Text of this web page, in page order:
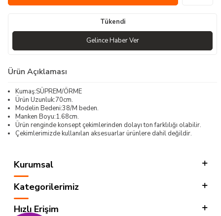
Tükendi
Gelince Haber Ver
Ürün Açıklaması
Kumaş:SÜPREM/ÖRME
Ürün Uzunluk:70cm.
Modelin Bedeni:38/M beden.
Manken Boyu:1.68cm.
Ürün renginde konsept çekimlerinden dolayı ton farklılığı olabilir.
Çekimlerimizde kullanılan aksesuarlar ürünlere dahil değildir.
Kurumsal
Kategorilerimiz
Hızlı Erişim